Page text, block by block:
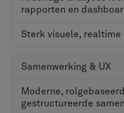
niet-standaard
De levenscyclus van